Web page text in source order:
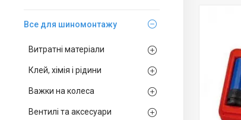
Все для шиномонтажу
Витратні матеріали
Клей, хімія і рідини
Важки на колеса
Вентилі та аксесуари